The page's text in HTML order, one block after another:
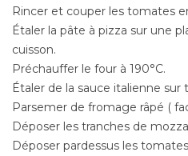
Rincer et couper les tomates
Étaler la pâte à pizza sur une
cuisson.
Préchauffer le four à 190°C.
Étaler de la sauce italienne sur
Parsemer de fromage râpé (
Déposer les tranches de
Déposer pardessus les